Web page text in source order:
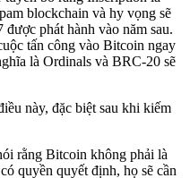
blockchain và hy vọng sẽ
phát hành vào năm sau.
tấn công vào Bitcoin ngay
là Ordinals và BRC-20 sẽ
này, đặc biệt sau khi kiếm
rằng Bitcoin không phải là
quyền quyết định, họ sẽ cần